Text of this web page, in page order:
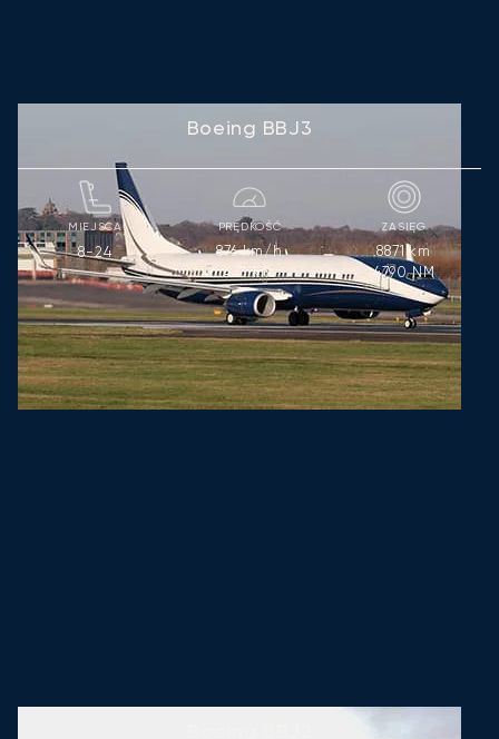
Boeing BBJ3
MIEJSCA
8-24
PRĘDKOŚĆ
876km/h
473kts
ZASIĘG
8871km
4790NM